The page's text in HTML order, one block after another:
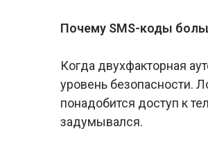
Почему SMS-коды
Когда двухфакторная
уровень безопасности.
понадобится доступ к
задумывался.